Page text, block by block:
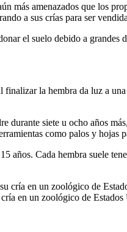
más amenazados que los
a sus crías para ser
el suelo debido a grandes
finalizar la hembra da luz a
durante siete u ocho años
como palos y hojas
años. Cada hembra suele
en un zoológico de Estados